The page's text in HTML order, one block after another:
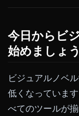
今日からビ
始めましょう
ビジュアルノベ
低くなっていま
べてのツールが